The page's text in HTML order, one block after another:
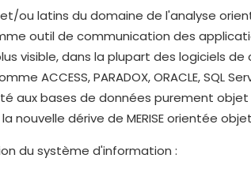
ou latins du domaine de l'analyse
outil de communication des
visible, dans la plupart des logiciels de
ACCESS, PARADOX, ORACLE, SQL
aux bases de données purement
nouvelle dérive de MERISE orientée
du système d'information :